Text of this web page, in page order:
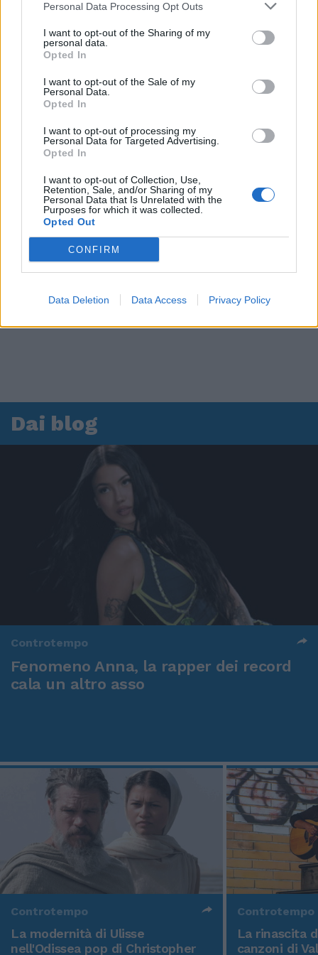
Personal Data Processing Opt Outs
I want to opt-out of the Sharing of my
personal data.
Opted In
I want to opt-out of the Sale of my
Personal Data.
Opted In
I want to opt-out of processing my
Personal Data for Targeted Advertising.
Opted In
I want to opt-out of Collection, Use,
Retention, Sale, and/or Sharing of my
Personal Data that Is Unrelated with the
Purposes for which it was collected.
Opted Out
CONFIRM
Data Deletion Data Access Privacy Policy
Dai blog
Controtempo
Fenomeno Anna, la rapper dei record
cala un altro asso
Controtempo
La modernità di Ulisse
nell'Odissea pop di Christopher
Controtempo
La rinascita
canzoni di